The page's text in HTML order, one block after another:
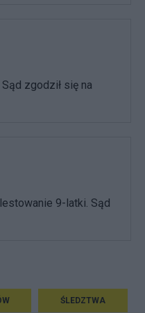
zgodził się na
9-latki. Sąd
ŚLEDZTWA